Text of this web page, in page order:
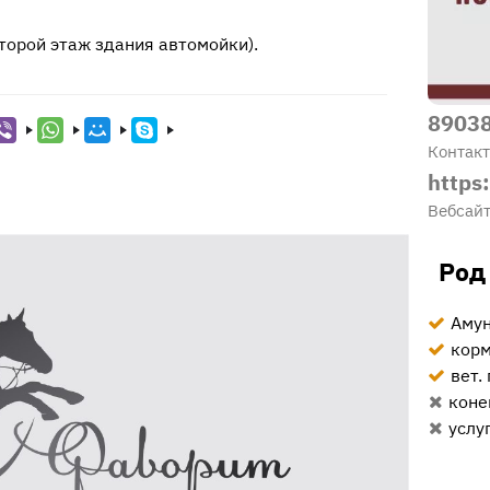
этаж здания автомойки).
Род
вет.